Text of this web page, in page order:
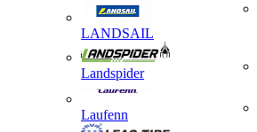
LANDSAIL
Landspider
Laufenn